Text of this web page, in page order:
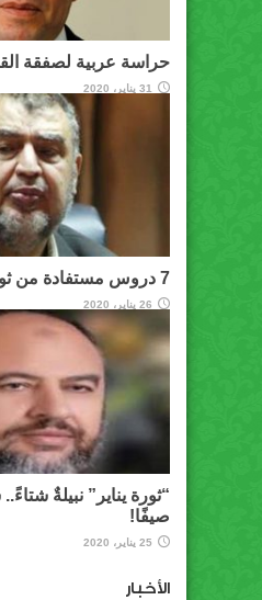
حراسة عربية لصفقة
31 يناير، 2020
7 دروس مستفادة من ثورة يناير
26 يناير، 2020
“ثورة يناير” نبيلةٌ
صيفًا!
25 يناير، 2020
الأخبار